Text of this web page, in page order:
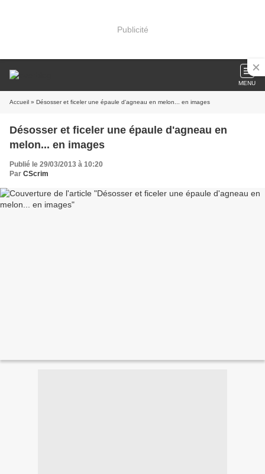
Publicité
MENU
Accueil » Désosser et ficeler une épaule d'agneau en melon... en images
Désosser et ficeler une épaule d'agneau en
melon... en images
Publié le 29/03/2013 à 10:20
Par CScrim